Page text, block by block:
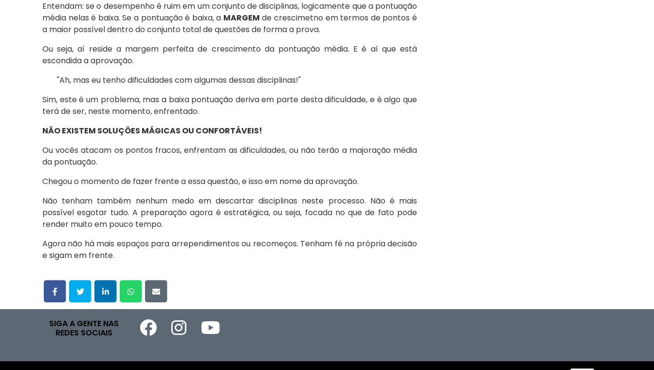
Entendam: se o desempenho é ruim em um conjunto de disciplinas, logicamente que a pontuação
média nelas é baixa. Se a pontuação é baixa, a MARGEM de crescimetno em termos de pontos é
a maior possível dentro do conjunto total de questões de forma a prova.
Ou seja, aí reside a margem perfeita de crescimento da pontuação média. E é aí que está
escondida a aprovação.
"Ah, mas eu tenho dificuldades com algumas dessas disciplinas!"
Sim, este é um problema, mas a baixa pontuação deriva em parte desta dificuldade, e é algo que
terá de ser, neste momento, enfrentado.
NÃO EXISTEM SOLUÇÕES MÁGICAS OU CONFORTÁVEIS!
Ou vocês atacam os pontos fracos, enfrentam as dificuldades, ou não terão a majoração média
da pontuação.
Chegou o momento de fazer frente a essa questão, e isso em nome da aprovação.
Não tenham também nenhum medo em descartar disciplinas neste processo. Não é mais
possível esgotar tudo. A preparação agora é estratégica, ou seja, focada no que de fato pode
render muito em pouco tempo.
Agora não há mais espaços para arrependimentos ou recomeços. Tenham fé na própria decisão
e sigam em frente.
SIGA A GENTE NAS
REDES SOCIAIS